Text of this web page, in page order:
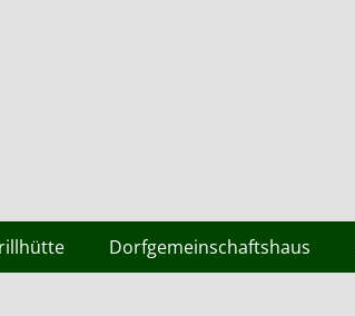
Dorfgemeinschaftshaus